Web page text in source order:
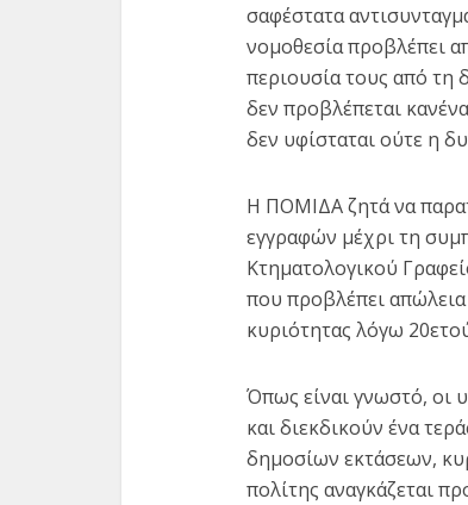
σαφέστατα
νομοθεσία προβλέπει
περιουσία τους από τη
δεν προβλέπεται
δεν υφίσταται ούτε η
Η ΠΟΜΙΔΑ ζητά να
εγγραφών μέχρι τη
Κτηματολογικού
που προβλέπει απώλεια
κυριότητας λόγω
Όπως είναι γνωστό, οι
και διεκδικούν ένα
δημοσίων εκτάσεων,
πολίτης αναγκάζεται